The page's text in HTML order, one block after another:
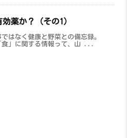
薬か？（その1）
はなく健康と野菜との備忘録。
食」に関する情報って、山 ...